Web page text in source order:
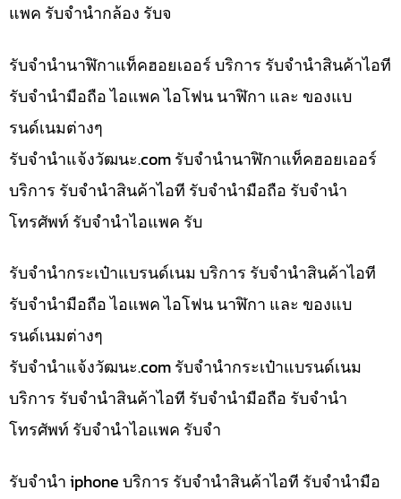
แพค รับจำนำกล้อง รับจ
รับจำนำนาฬิกาแท็คฮอยเออร์ บริการ รับจำนำสินค้าไอที
รับจำนำมือถือ ไอแพค ไอโฟน นาฬิกา และ ของแบ
รนด์เนมต่างๆ
รับจํานําแจ้งวัฒนะ.com รับจำนำนาฬิกาแท็คฮอยเออร์
บริการ รับจำนำสินค้าไอที รับจำนำมือถือ รับจำนำ
โทรศัพท์ รับจำนำไอแพค รับ
รับจำนำกระเป๋าแบรนด์เนม บริการ รับจำนำสินค้าไอที
รับจำนำมือถือ ไอแพค ไอโฟน นาฬิกา และ ของแบ
รนด์เนมต่างๆ
รับจํานําแจ้งวัฒนะ.com รับจำนำกระเป๋าแบรนด์เนม
บริการ รับจำนำสินค้าไอที รับจำนำมือถือ รับจำนำ
โทรศัพท์ รับจำนำไอแพค รับจำ
รับจำนำ iphone บริการ รับจำนำสินค้าไอที รับจำนำมือ